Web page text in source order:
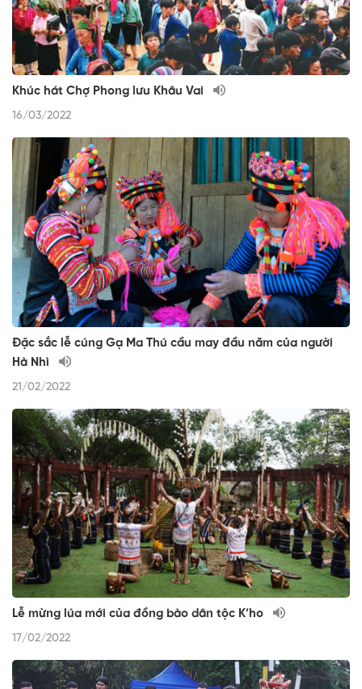
Khúc hát Chợ Phong lưu Khâu Vai
16/03/2022
Đặc sắc lễ cúng Gạ Ma Thú cầu may đầu năm của người
Hà Nhì
21/02/2022
Lễ mừng lúa mới của đồng bào dân tộc K’ho
17/02/2022